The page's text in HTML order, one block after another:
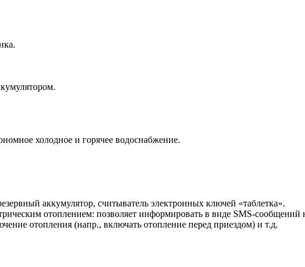
холодное и горячее водоснабжение.
аккумулятор, считыватель электронных ключей «таблетка».
отоплением: позволяет информировать в виде SMS-сообщений
отопления (напр., включать отопление перед приездом) и т.д.